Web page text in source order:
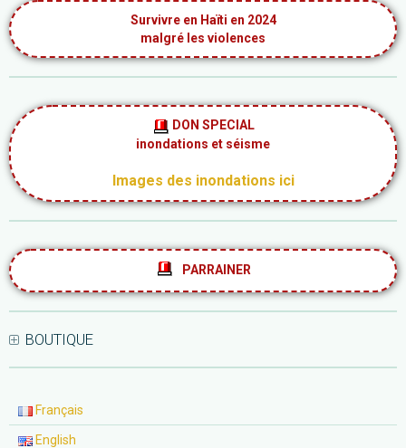
Survivre en Haïti en 2024
malgré les violences
DON SPECIAL
inondations et séisme
Images des inondations ici
PARRAINER
BOUTIQUE
Français
English